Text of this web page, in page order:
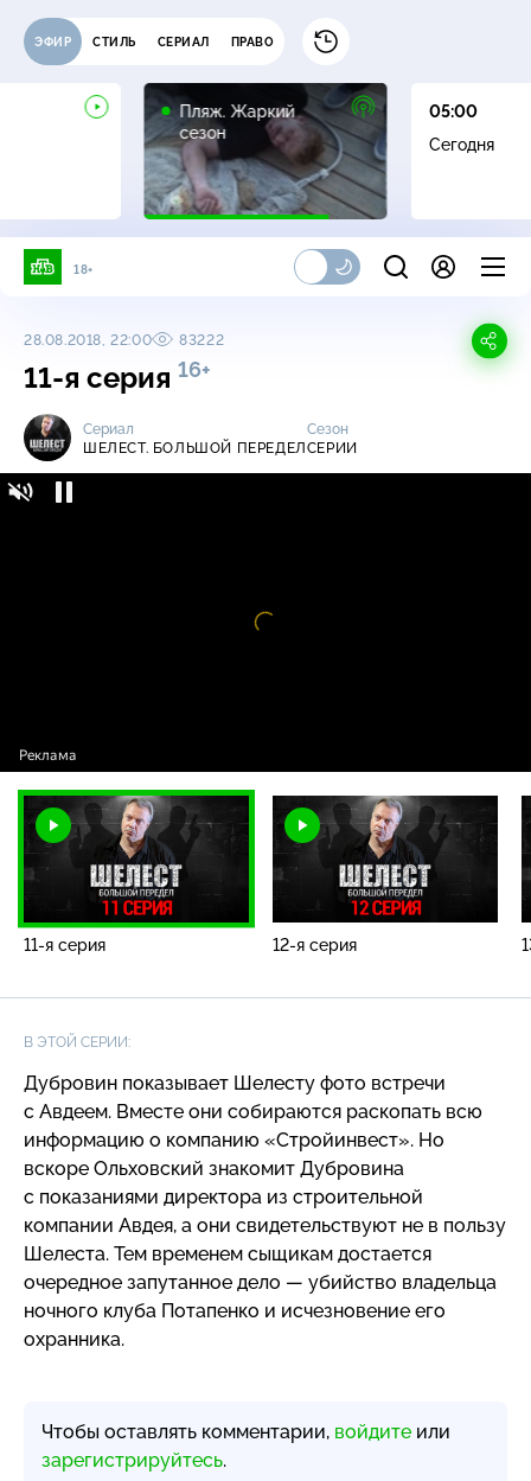
ЭФИР СТИЛЬ СЕРИАЛ ПРАВО
Пляж. Жаркий
сезон
16+
05:00
Сегодня
18+
28.08.2018, 22:00 83222
11-я серия 16+
Сериал
ШЕЛЕСТ. БОЛЬШОЙ ПЕРЕДЕЛ
Сезон
СЕРИИ
11-я серия 12-я серия
В ЭТОЙ СЕРИИ:
Дубровин показывает Шелесту фото встречи
с Авдеем. Вместе они собираются раскопать всю
информацию о компанию «Стройинвест». Но
вскоре Ольховский знакомит Дубровина
с показаниями директора из строительной
компании Авдея, а они свидетельствуют не в пользу
Шелеста. Тем временем сыщикам достается
очередное запутанное дело — убийство владельца
ночного клуба Потапенко и исчезновение его
охранника.
Чтобы оставлять комментарии, войдите или
зарегистрируйтесь.